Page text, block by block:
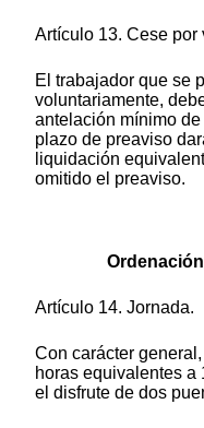
Artículo 13. Cese por
El trabajador que se
voluntariamente,
antelación mínimo
plazo de preaviso
liquidación
omitido el preaviso.
Artículo 14. Jornada.
Con carácter
horas equivalentes a
el disfrute de dos